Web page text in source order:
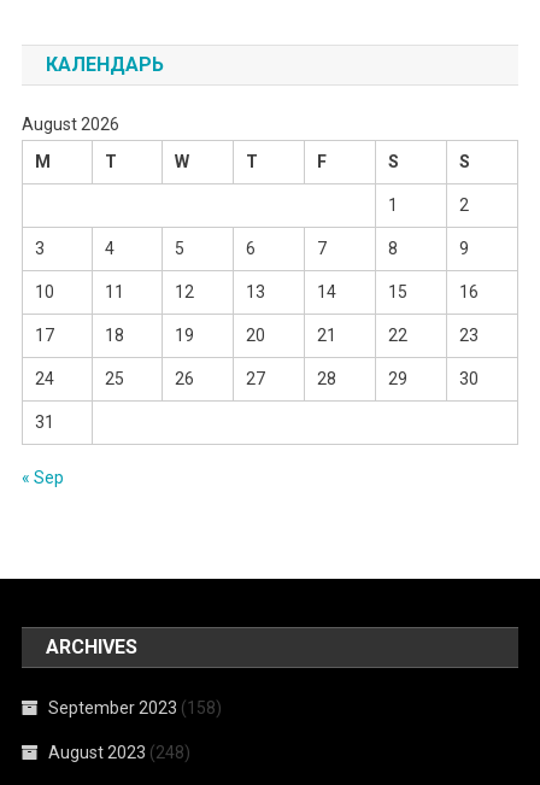
КАЛЕНДАРЬ
August 2026
M
T W T F S S
1 2
3 4 5 6 7 8 9
10 11 12 13 14 15 16
17 18 19 20 21 22 23
24 25 26 27 28 29 30
31
« Sep
ARCHIVES
September 2023 (158)
August 2023 (248)